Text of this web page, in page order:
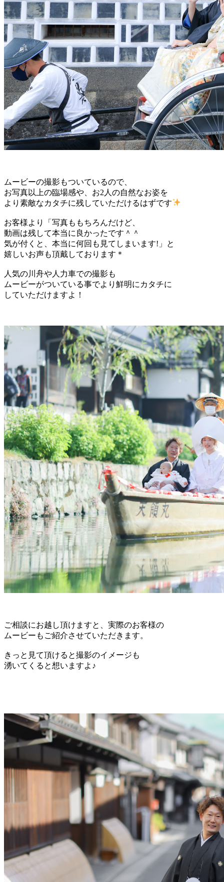
ムービーの撮影もついているので、
お写真以上の臨場感や、お2人の自然なお姿を
より素敵なカタチに残していただけるはずです
お客様より「写真ももちろんだけど、
動画は残して本当に良かったです＾＾
気が付くと、本当に何回も見てしまいます!」と
嬉しいお声も頂戴しております＊
人気の川舟や人力車での撮影も
ムービーがついている事でより鮮明にカタチに
していただけますよ！
ご相談にお越し頂けますと、実際のお客様の
ムービーもご紹介させていただきます。
きっと見て頂けると撮影のイメージも
湧いてくると想いますよ♪